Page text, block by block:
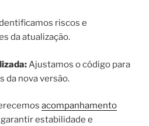
riscos e
da atualização.
Ajustamos o código para
da nova versão.
acompanhamento
estabilidade e